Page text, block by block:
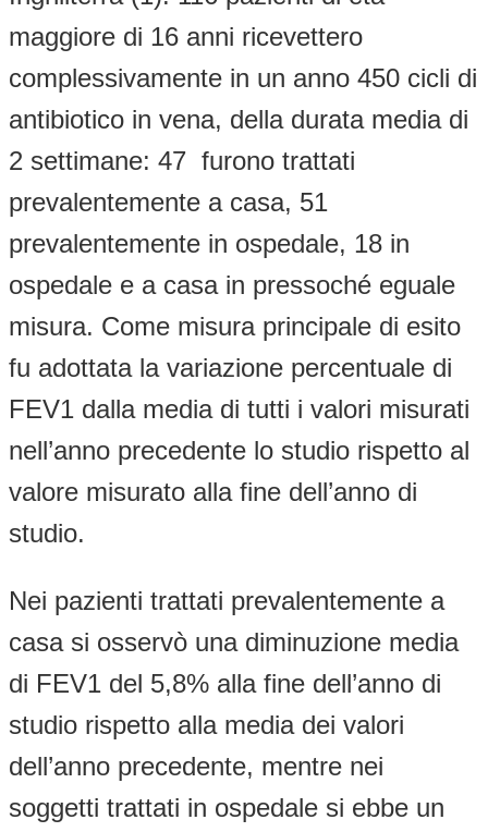
maggiore di 16 anni ricevettero
complessivamente in un anno 450 cicli di
antibiotico in vena, della durata media di
2 settimane: 47 furono trattati
prevalentemente a casa, 51
prevalentemente in ospedale, 18 in
ospedale e a casa in pressoché eguale
misura. Come misura principale di esito
fu adottata la variazione percentuale di
FEV1 dalla media di tutti i valori misurati
nell’anno precedente lo studio rispetto al
valore misurato alla fine dell’anno di
studio.
Nei pazienti trattati prevalentemente a
casa si osservò una diminuzione media
di FEV1 del 5,8% alla fine dell’anno di
studio rispetto alla media dei valori
dell’anno precedente, mentre nei
soggetti trattati in ospedale si ebbe un